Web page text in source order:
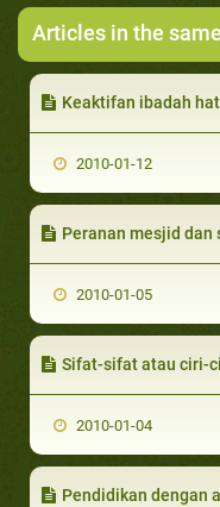
Articles in the
Keaktifan ibadah
2010-01-12
Peranan mesjid dan
2010-01-05
Sifat-sifat atau ciri-ciri
2010-01-04
Pendidikan dengan